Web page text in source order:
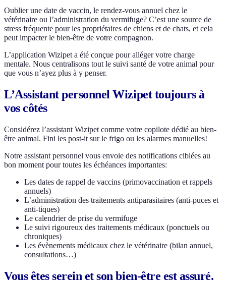
Oublier une date de vaccin, le rendez-vous annuel chez le
vétérinaire ou l’administration du vermifuge? C’est une source de
stress fréquente pour les propriétaires de chiens et de chats, et cela
peut impacter le bien-être de votre compagnon.
L’application Wizipet a été conçue pour alléger votre charge
mentale. Nous centralisons tout le suivi santé de votre animal pour
que vous n’ayez plus à y penser.
L’Assistant personnel Wizipet toujours à
vos côtés
Considérez l’assistant Wizipet comme votre copilote dédié au bien-
être animal. Fini les post-it sur le frigo ou les alarmes manuelles!
Notre assistant personnel vous envoie des notifications ciblées au
bon moment pour toutes les échéances importantes:
Les dates de rappel de vaccins (primovaccination et rappels
annuels)
L’administration des traitements antiparasitaires (anti-puces et
anti-tiques)
Le calendrier de prise du vermifuge
Le suivi rigoureux des traitements médicaux (ponctuels ou
chroniques)
Les évènements médicaux chez le vétérinaire (bilan annuel,
consultations…)
Vous êtes serein et son bien-être est assuré.